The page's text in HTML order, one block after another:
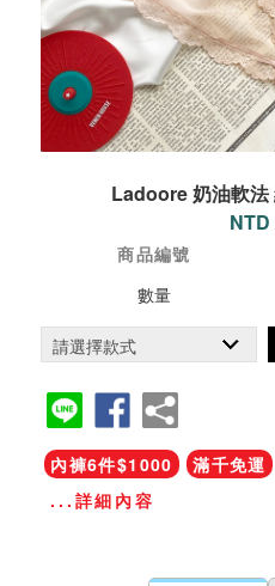
Ladoore 奶油軟法
NTD
商品編號
數量
內褲6件$1000 滿千免運
...詳細內容